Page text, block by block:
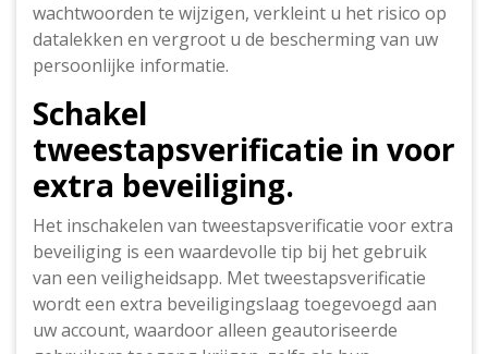
wachtwoorden te wijzigen, verkleint u het risico op
datalekken en vergroot u de bescherming van uw
persoonlijke informatie.
Schakel
tweestapsverificatie in voor
extra beveiliging.
Het inschakelen van tweestapsverificatie voor extra
beveiliging is een waardevolle tip bij het gebruik
van een veiligheidsapp. Met tweestapsverificatie
wordt een extra beveiligingslaag toegevoegd aan
uw account, waardoor alleen geautoriseerde